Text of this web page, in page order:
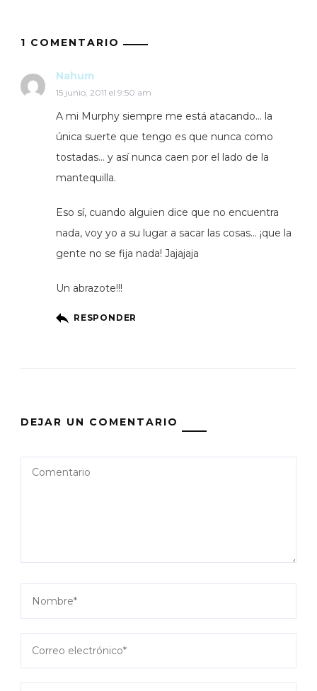
1 COMENTARIO
Nahum
15 junio, 2011 el 9:50 am
A mi Murphy siempre me está atacando… la
única suerte que tengo es que nunca como
tostadas… y así nunca caen por el lado de la
mantequilla.
Eso sí, cuando alguien dice que no encuentra
nada, voy yo a su lugar a sacar las cosas… ¡que la
gente no se fija nada! Jajajaja
Un abrazote!!!
RESPONDER
DEJAR UN COMENTARIO